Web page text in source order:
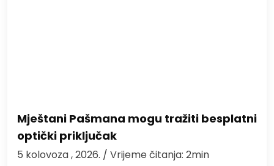
Mještani Pašmana mogu tražiti besplatni
optički priključak
5 kolovoza , 2026. / Vrijeme čitanja: 2min